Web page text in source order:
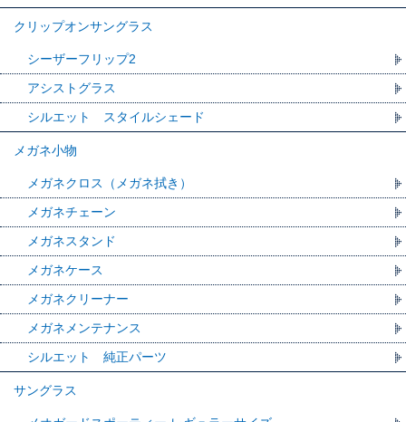
クリップオンサングラス
シーザーフリップ2
アシストグラス
シルエット スタイルシェード
メガネ小物
メガネクロス（メガネ拭き）
メガネチェーン
メガネスタンド
メガネケース
メガネクリーナー
メガネメンテナンス
シルエット 純正パーツ
サングラス